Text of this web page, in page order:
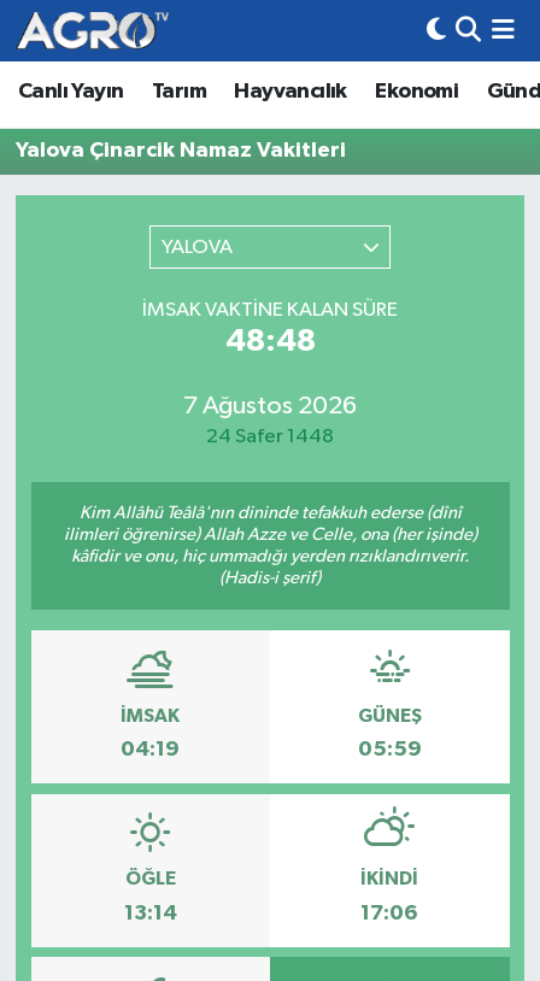
Canlı Yayın Tarım Hayvancılık Ekonomi
Yalova Çinarcik Namaz Vakitleri
YALOVA
İMSAK VAKTINE KALAN SÜRE
48:48
7 Ağustos 2026
24 Safer 1448
Kim Allâhü Teâlâ'nın dininde tefakkuh ederse (dînî
ilimleri öğrenirse) Allah Azze ve Celle, ona (her işinde)
kâfidir ve onu, hiç ummadığı yerden rızıklandırıverir.
(Hadis-i şerif)
İMSAK
04:19
GÜNEŞ
05:59
ÖĞLE
13:14
İKINDI
17:06
Hava Durumu
Trafik Durumu
Tüm Manşetler
Son Dakika Haberleri